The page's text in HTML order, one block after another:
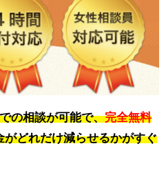
での相談が可能で、完全無料
どれだけ減らせるかがすぐ